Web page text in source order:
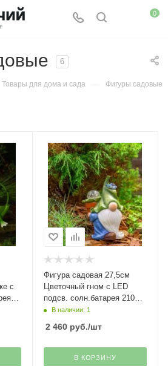
0
6
Товары для дома и сада — Фигуры садовые
с
Фигура садовая 27,5см
Цветочный гном с LED
подсв. солн.батарея 210
Чудесный Сад
В наличии: 1
2 460руб./шт
В КОРЗИНУ